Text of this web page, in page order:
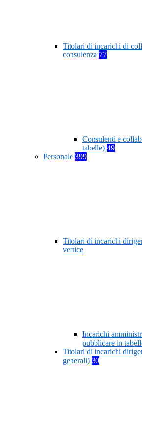
Titolari di incarichi di
consulenza 77
Consulenti e
tabelle) 49
Personale 399
Titolari di incarichi
vertice
Incarichi
pubblicare in
Titolari di incarichi
generali) 30